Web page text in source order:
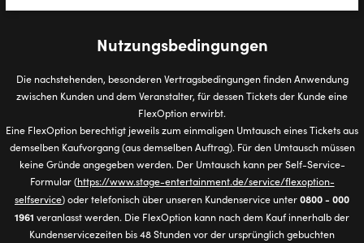
Nutzungsbedingungen
Die nachstehenden, besonderen Vertragsbedingungen finden Anwendung
zwischen Kunden und dem Veranstalter, für dessen Tickets der Kunde eine
FlexOption erwirbt.
Eine FlexOption berechtigt jeweils zum einmaligen Umtausch eines Tickets aus
demselben Kaufvorgang (aus demselben Auftrag). Für den Umtausch müssen
keine Gründe angegeben werden. Der Umtausch kann per Self-Service-
Formular (https://www.stage-entertainment.de/service/flexoption-
selfservice) oder telefonisch über unseren Kundenservice unter0800 - 000
1961 veranlasst werden. Die FlexOption kann nach dem Kauf innerhalb der
Kundenservicezeiten bis 48 Stunden vor der ursprünglich gebuchten